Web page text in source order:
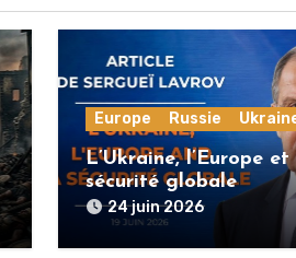
Europe Russie
L’Ukraine, l’Europe et
sécurité globale
24 juin 2026